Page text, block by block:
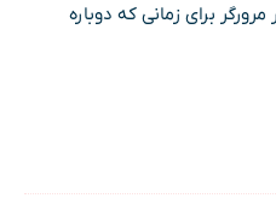
برای زمانی که دوباره